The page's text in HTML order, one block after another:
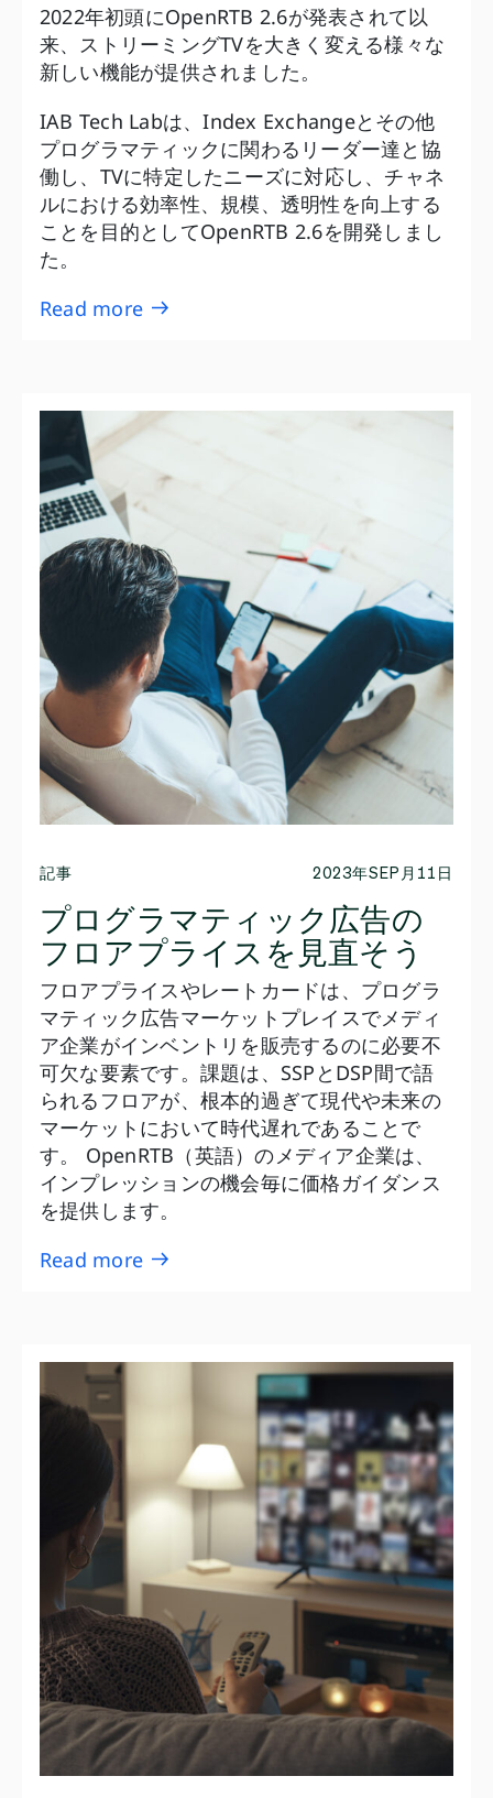
2022年初頭にOpenRTB 2.6が発表されて以
来、ストリーミングTVを大きく変える様々な
新しい機能が提供されました。
IAB Tech Labは、Index Exchangeとその他
プログラマティックに関わるリーダー達と協
働し、TVに特定したニーズに対応し、チャネ
ルにおける効率性、規模、透明性を向上する
ことを目的としてOpenRTB 2.6を開発しまし
た。
Read more
記事 2023年SEP月11日
プログラマティック広告の
フロアプライスを見直そう
フロアプライスやレートカードは、プログラ
マティック広告マーケットプレイスでメディ
ア企業がインベントリを販売するのに必要不
可欠な要素です。課題は、SSPとDSP間で語
られるフロアが、根本的過ぎて現代や未来の
マーケットにおいて時代遅れであることで
す。 OpenRTB（英語）のメディア企業は、
インプレッションの機会毎に価格ガイダンス
を提供します。
Read more